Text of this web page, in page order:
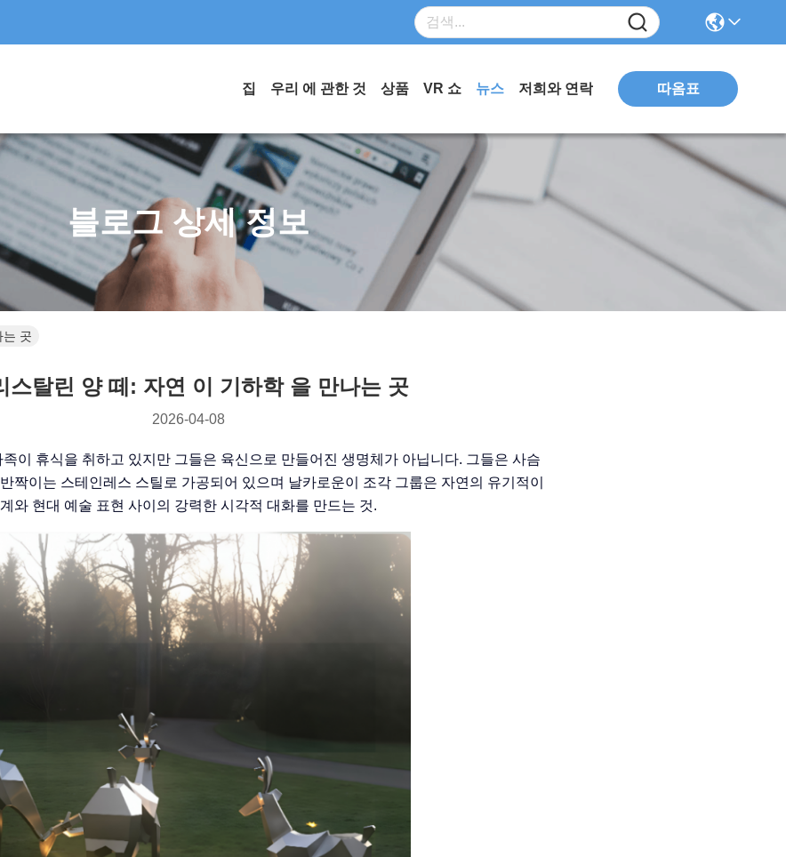
집 우리 에 관한 것 상품 VR 쇼 뉴스 저희와 연락 따옴표
블로그 상세 정보
는 곳
스탈린 양 떼: 자연 이 기하학 을 만나는 곳
2026-04-08
이 휴식을 취하고 있지만 그들은 육신으로 만들어진 생명체가 아닙니다. 그들은 사슴
짝이는 스테인레스 스틸로 가공되어 있으며 날카로운이 조각 그룹은 자연의 유기적이
와 현대 예술 표현 사이의 강력한 시각적 대화를 만드는 것.